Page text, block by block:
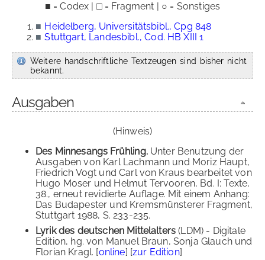
■ = Codex | □ = Fragment | ○ = Sonstiges
■ Heidelberg, Universitätsbibl., Cpg 848
■ Stuttgart, Landesbibl., Cod. HB XIII 1
Weitere handschriftliche Textzeugen sind bisher nicht
bekannt.
Ausgaben
(Hinweis)
Des Minnesangs Frühling.Unter Benutzung der
Ausgaben von Karl Lachmann und Moriz Haupt,
Friedrich Vogt und Carl von Kraus bearbeitet von
Hugo Moser und Helmut Tervooren, Bd. I: Texte,
38., erneut revidierte Auflage. Mit einem Anhang:
Das Budapester und Kremsmünsterer Fragment,
Stuttgart 1988, S. 233-235.
Lyrik des deutschen Mittelalters (LDM) - Digitale
Edition, hg. von Manuel Braun, Sonja Glauch und
Florian Kragl. [online] [zur Edition]